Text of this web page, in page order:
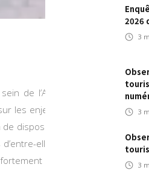
2026
3
3
3
de l’Alliance France
les enjeux du secteur et les
de disposer d’une stratégie
d’entre-elles nécessitent des
concurrentiel.